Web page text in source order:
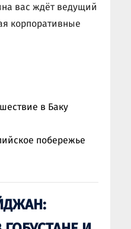
вас ждёт ведущий
корпоративные
в Баку
побережье